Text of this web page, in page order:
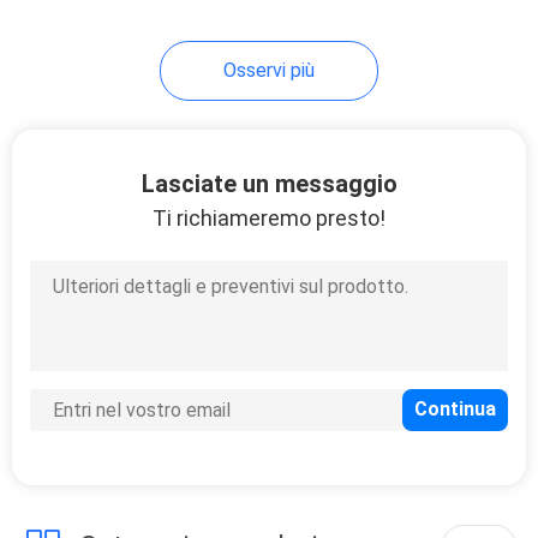
Osservi più
Lasciate un messaggio
Ti richiameremo presto!